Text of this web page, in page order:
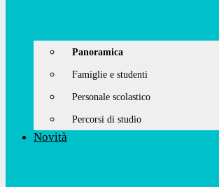
Panoramica
Famiglie e studenti
Personale scolastico
Percorsi di studio
Novità